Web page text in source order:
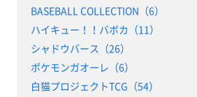
BASEBALL COLLECTION（6）
ハイキュー！！バボカ（11）
シャドウバース（26）
ポケモンガオーレ（6）
白猫プロジェクトTCG（54）